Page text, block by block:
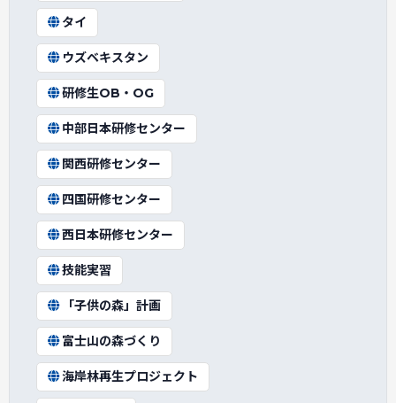
タイ
ウズベキスタン
研修生OB・OG
中部日本研修センター
関西研修センター
四国研修センター
西日本研修センター
技能実習
「子供の森」計画
富士山の森づくり
海岸林再生プロジェクト